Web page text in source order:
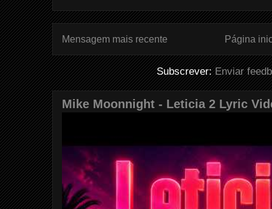
Mensagem mais recente Página
Subscrever:Enviar
Mike Moonnight - Leticia 2 Lyric